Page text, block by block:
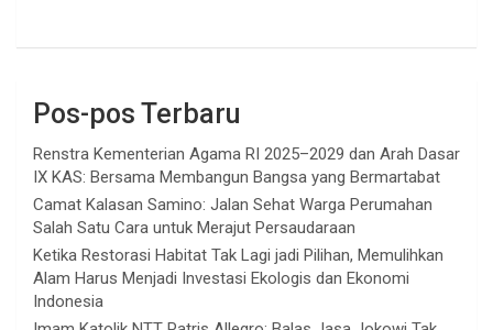
Pos-pos Terbaru
Renstra Kementerian Agama RI 2025–2029 dan Arah Dasar
IX KAS: Bersama Membangun Bangsa yang Bermartabat
Camat Kalasan Samino: Jalan Sehat Warga Perumahan
Salah Satu Cara untuk Merajut Persaudaraan
Ketika Restorasi Habitat Tak Lagi jadi Pilihan, Memulihkan
Alam Harus Menjadi Investasi Ekologis dan Ekonomi
Indonesia